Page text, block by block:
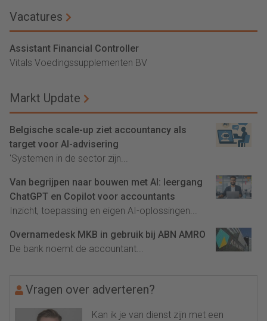
Vacatures
Assistant Financial Controller
Vitals Voedingssupplementen BV
Markt Update
Belgische scale-up ziet accountancy als
target voor AI-advisering
'Systemen in de sector zijn...
Van begrijpen naar bouwen met AI: leergang
ChatGPT en Copilot voor accountants
Inzicht, toepassing en eigen AI-oplossingen...
Overnamedesk MKB in gebruik bij ABN AMRO
De bank noemt de accountant...
Vragen over adverteren?
Kan ik je van dienst zijn met een